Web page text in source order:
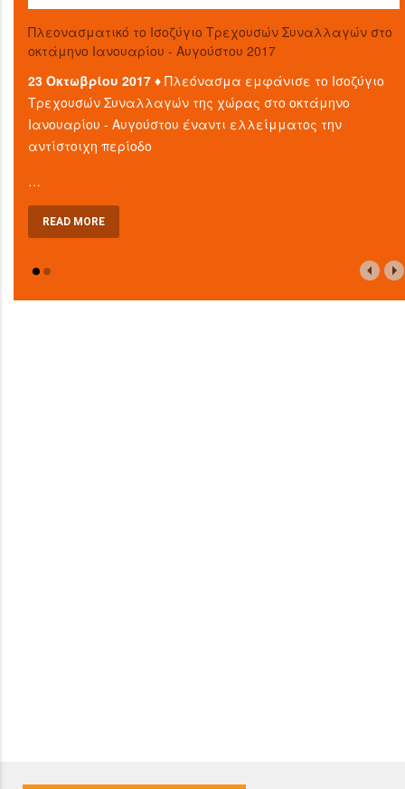
Πλεονασματικό το Ισοζύγιο Τρεχουσών Συναλλαγών στο
οκτάμηνο Ιανουαρίου - Αυγούστου 2017
23 Οκτωβρίου 2017 ♦Πλεόνασμα εμφάνισε το Ισοζύγιο
Τρεχουσών Συναλλαγών της χώρας στο οκτάμηνο
Ιανουαρίου - Αυγούστου έναντι ελλείμματος την
αντίστοιχη περίοδο
…
READ MORE